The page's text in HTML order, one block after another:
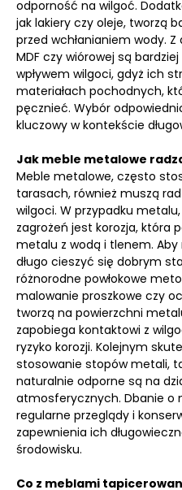
odporność na wilgoć.
jak lakiery czy oleje, tworzą
przed wchłanianiem wody.
MDF czy wiórowej są
wpływem wilgoci, gdyż ich
materiałach pochodnych,
pęcznieć. Wybór
kluczowy w kontekście
Jak meble metalowe
Meble metalowe, często
tarasach, również muszą
wilgoci. W przypadku
zagrożeń jest korozja, która
metalu z wodą i tlenem.
długo cieszyć się dobrym
różnorodne powłokowe
malowanie proszkowe czy
tworzą na powierzchni
zapobiega kontaktowi z
ryzyko korozji. Kolejnym
stosowanie stopów metali,
naturalnie odporne są na
atmosferycznych. Dbanie o
regularne przeglądy i
zapewnienia ich
środowisku.
Co z meblami